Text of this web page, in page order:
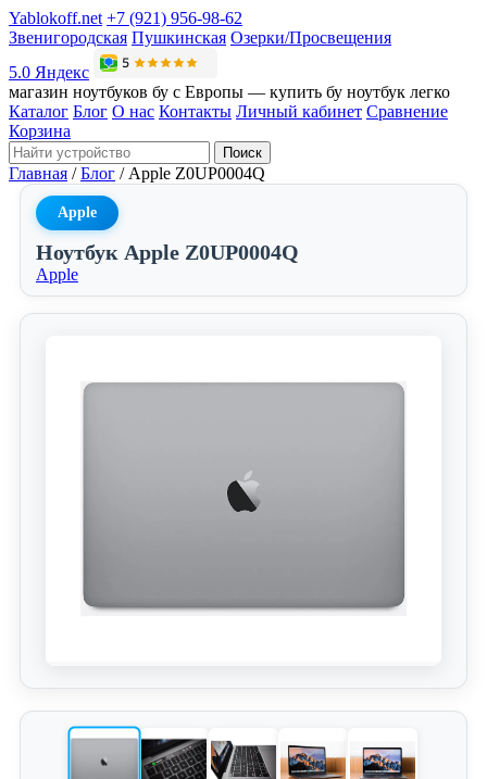
Yablokoff.net +7 (921) 956-98-62
Звенигородская Пушкинская Озерки/Просвещения
5.0 Яндекс
магазин ноутбуков бу с Европы — купить бу ноутбук легко
Каталог Блог О нас Контакты Личный кабинет Сравнение
Корзина
Поиск
Главная / Блог / Apple Z0UP0004Q
Apple
Ноутбук Apple Z0UP0004Q
Apple